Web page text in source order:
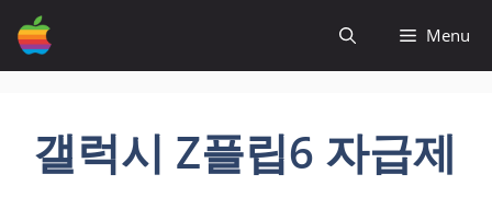
츠
Menu
갤럭시 Z플립6 자급제